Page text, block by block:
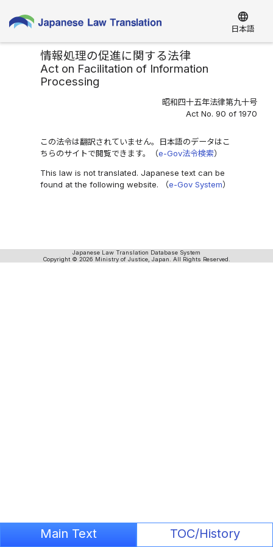
language
日本語
情報処理の促進に関する法律
Act on Facilitation of Information
Processing
昭和四十五年法律第九十号
Act No. 90 of 1970
この法令は翻訳されていません。日本語のデータはこ
ちらのサイトで閲覧できます。（e-Gov法令検索）
This law is not translated. Japanese text can be
found at the following website. （e-Gov System）
Japanese Law Translation Database System
Copyright © 2026 Ministry of Justice, Japan. All Rights Reserved.
Main Text TOC/History